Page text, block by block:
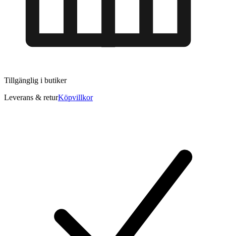
Tillgänglig i butiker
Leverans & returKöpvillkor